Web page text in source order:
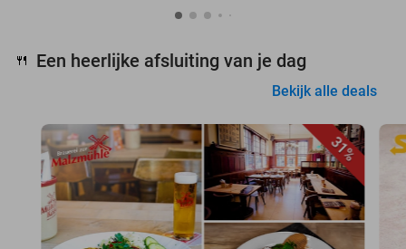
🍴 Een heerlijke afsluiting van je dag
Bekijk alle deals
31%